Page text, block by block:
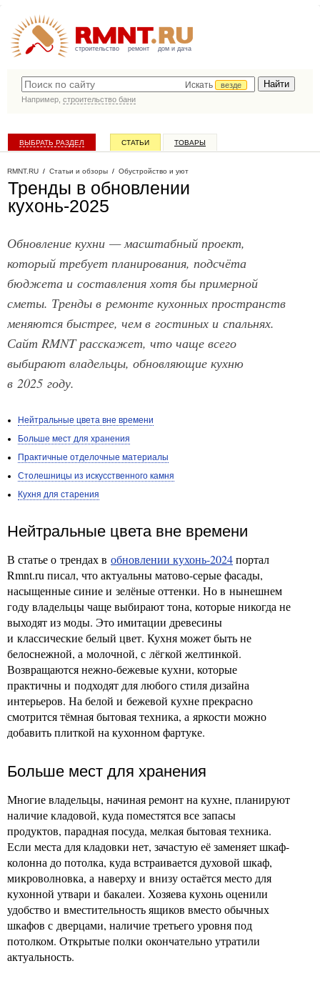
строительство ремонт дом и дача
Искать
везде
Например, строительство бани
ВЫБРАТЬ РАЗДЕЛ СТАТЬИ ТОВАРЫ
RMNT.RU / Статьи и обзоры / Обустройство и уют
Тренды в обновлении
кухонь-2025
Обновление кухни — масштабный проект,
который требует планирования, подсчёта
бюджета и составления хотя бы примерной
сметы. Тренды в ремонте кухонных пространств
меняются быстрее, чем в гостиных и спальнях.
Сайт RMNT расскажет, что чаще всего
выбирают владельцы, обновляющие кухню
в 2025 году.
Нейтральные цвета вне времени
Больше мест для хранения
Практичные отделочные материалы
Столешницы из искусственного камня
Кухня для старения
Нейтральные цвета вне времени
В статье о трендах в обновлении кухонь-2024портал
Rmnt.ru писал, что актуальны матово-серые фасады,
насыщенные синие и зелёные оттенки. Но в нынешнем
году владельцы чаще выбирают тона, которые никогда не
выходят из моды. Это имитации древесины
и классические белый цвет. Кухня может быть не
белоснежной, а молочной, с лёгкой желтинкой.
Возвращаются нежно-бежевые кухни, которые
практичны и подходят для любого стиля дизайна
интерьеров. На белой и бежевой кухне прекрасно
смотрится тёмная бытовая техника, а яркости можно
добавить плиткой на кухонном фартуке.
Больше мест для хранения
Многие владельцы, начиная ремонт на кухне, планируют
наличие кладовой, куда поместятся все запасы
продуктов, парадная посуда, мелкая бытовая техника.
Если места для кладовки нет, зачастую её заменяет шкаф-
колонна до потолка, куда встраивается духовой шкаф,
микроволновка, а наверху и внизу остаётся место для
кухонной утвари и бакалеи. Хозяева кухонь оценили
удобство и вместительность ящиков вместо обычных
шкафов с дверцами, наличие третьего уровня под
потолком. Открытые полки окончательно утратили
актуальность.